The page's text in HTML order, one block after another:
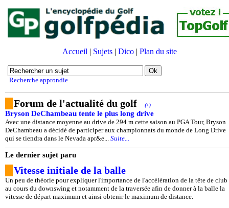
Accueil | Sujets | Dico | Plan du site
Recherche approndie
Forum de l'actualité du golf (+)
Bryson DeChambeau tente le plus long drive
Avec une distance moyenne au drive de 294 m cette saison au PGA Tour, Bryson
DeChambeau a décidé de participer aux championnats du monde de Long Drive
qui se tiendra dans le Nevada apr&e... Suite...
Le dernier sujet paru
Vitesse initiale de la balle
Un peu de théorie pour expliquer l'importance de l'accélération de la tête de club
au cours du downswing et notamment de la traversée afin de donner à la balle la
vitesse de départ maximum et ainsi obtenir le maximum de distance.